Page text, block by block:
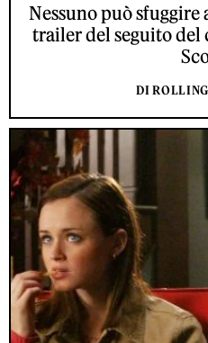
Nessuno può
trailer del seguito
DI